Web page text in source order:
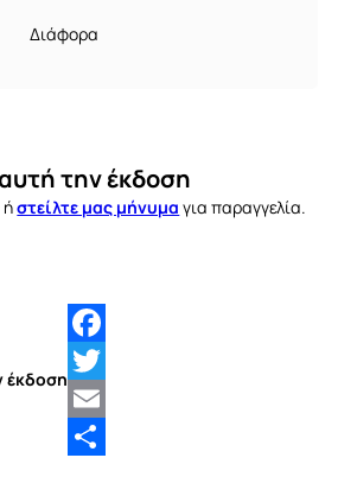
Διάφορα
την έκδοση
ήστείλτε μας μήνυμα για παραγγελία.
έκδοση
Facebook
Twitter
Email